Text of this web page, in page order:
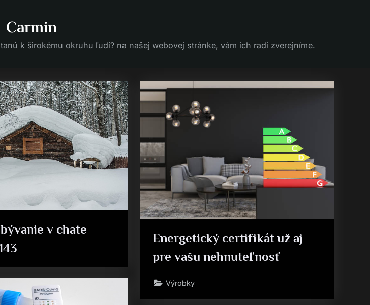
Carmin
k širokému okruhu ľudí? na našej webovej stránke, vám ich radi zverejníme.
v chate
Energetický certifikát už aj
pre vašu nehnuteľnosť
Výrobky